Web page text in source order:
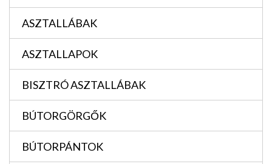
ASZTALLÁBAK
ASZTALLAPOK
BISZTRÓ ASZTALLÁBAK
BÚTORGÖRGŐK
BÚTORPÁNTOK